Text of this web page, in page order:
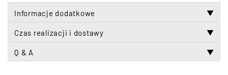
Informacje dodatkowe ▼
Czas realizacji i dostawy ▼
Q & A ▼